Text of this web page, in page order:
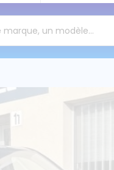
marque, un modèle…